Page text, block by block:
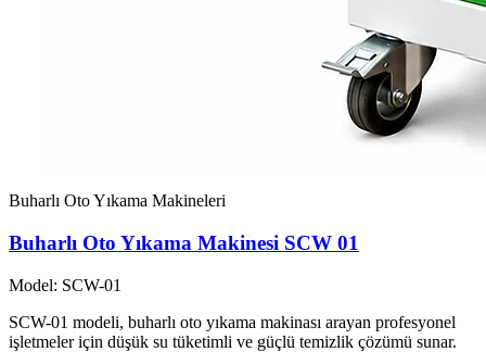
Buharlı Oto Yıkama Makineleri
Buharlı Oto Yıkama Makinesi SCW 01
Model: SCW-01
SCW-01 modeli, buharlı oto yıkama makinası arayan profesyonel
işletmeler için düşük su tüketimli ve güçlü temizlik çözümü sunar.